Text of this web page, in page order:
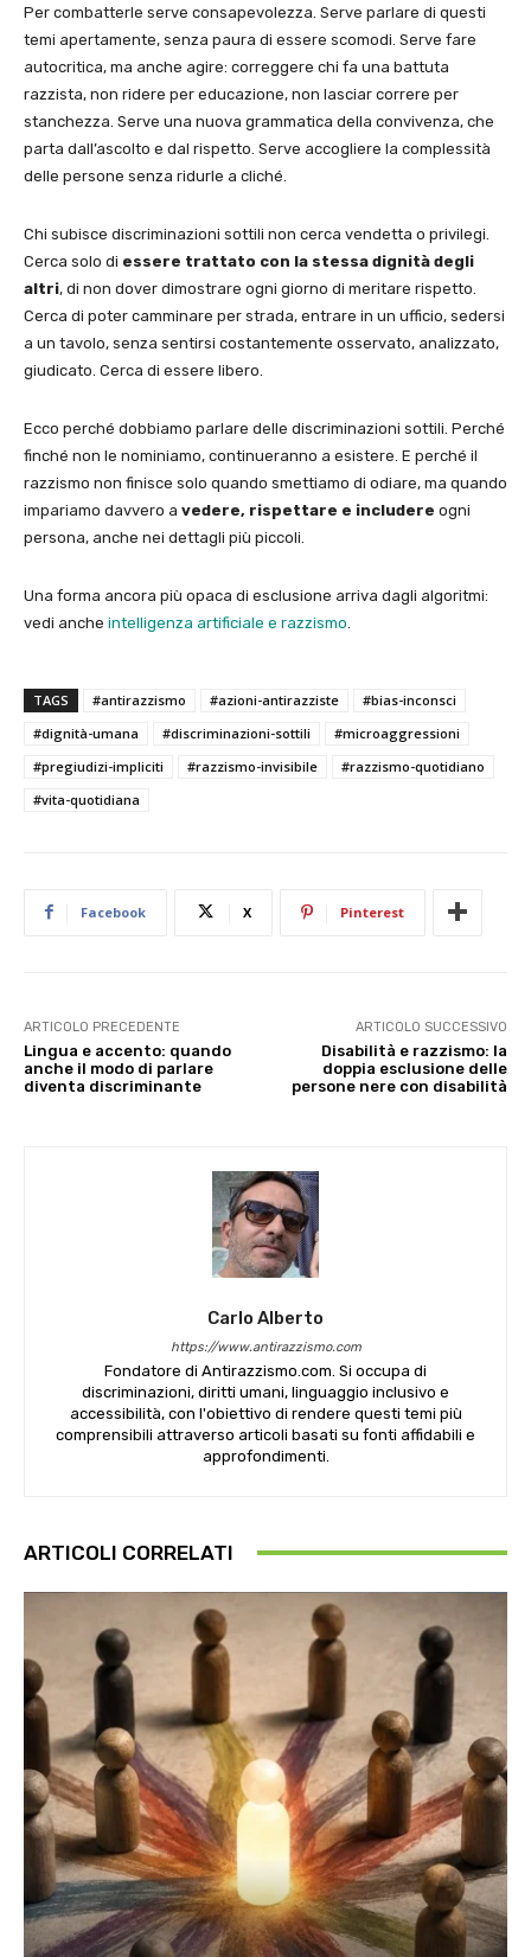
Per combatterle serve consapevolezza. Serve parlare di questi
temi apertamente, senza paura di essere scomodi. Serve fare
autocritica, ma anche agire: correggere chi fa una battuta
razzista, non ridere per educazione, non lasciar correre per
stanchezza. Serve una nuova grammatica della convivenza, che
parta dall’ascolto e dal rispetto. Serve accogliere la complessità
delle persone senza ridurle a cliché.
Chi subisce discriminazioni sottili non cerca vendetta o privilegi.
Cerca solo di essere trattato con la stessa dignità degli
altri, di non dover dimostrare ogni giorno di meritare rispetto.
Cerca di poter camminare per strada, entrare in un ufficio, sedersi
a un tavolo, senza sentirsi costantemente osservato, analizzato,
giudicato. Cerca di essere libero.
Ecco perché dobbiamo parlare delle discriminazioni sottili. Perché
finché non le nominiamo, continueranno a esistere. E perché il
razzismo non finisce solo quando smettiamo di odiare, ma quando
impariamo davvero a vedere, rispettare e includere ogni
persona, anche nei dettagli più piccoli.
Una forma ancora più opaca di esclusione arriva dagli algoritmi:
vedi anche intelligenza artificiale e razzismo
TAGS #antirazzismo #azioni-antirazziste
#bias-inconsci
#dignità-umana
#discriminazioni-sottili
#microaggressioni
#pregiudizi-impliciti
#razzismo-invisibile
#razzismo-quotidiano
#vita-quotidiana
Facebook X Pinterest
ARTICOLO PRECEDENTE
Lingua e accento: quando
anche il modo di parlare
diventa discriminante
ARTICOLO SUCCESSIVO
Disabilità e razzismo: la
doppia esclusione delle
persone nere con disabilità
Carlo Alberto
https://www.antirazzismo.com
Fondatore di Antirazzismo.com. Si occupa di
discriminazioni, diritti umani, linguaggio inclusivo e
accessibilità, con l'obiettivo di rendere questi temi più
comprensibili attraverso articoli basati su fonti affidabili e
approfondimenti.
ARTICOLI CORRELATI